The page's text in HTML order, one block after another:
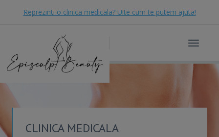
Reprezinti o clinica medicala? Uite cum te putem ajuta!
Toggle
CLINICA MEDICALA